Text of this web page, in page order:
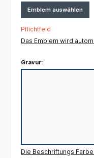
Emblem auswählen
Pflichtfeld
Das Emblem wird
Gravur:
Die Beschriftungs